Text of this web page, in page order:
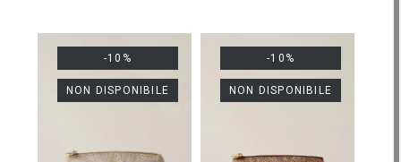
-10%
NON DISPONIBILE
-10%
NON DISPONIBILE